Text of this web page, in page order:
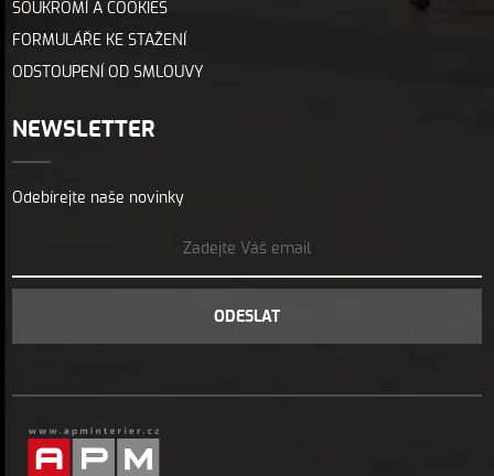
SOUKROMÍ A COOKIES
FORMULÁŘE KE STAŽENÍ
ODSTOUPENÍ OD SMLOUVY
NEWSLETTER
Odebírejte naše novinky
ODESLAT